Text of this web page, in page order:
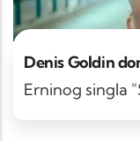
Denis Goldin
Erninog singla